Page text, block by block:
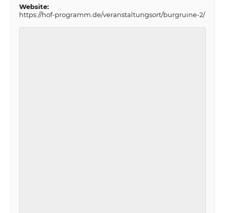
Website:
https://hof-programm.de/veranstaltungsort/burgruine-2/